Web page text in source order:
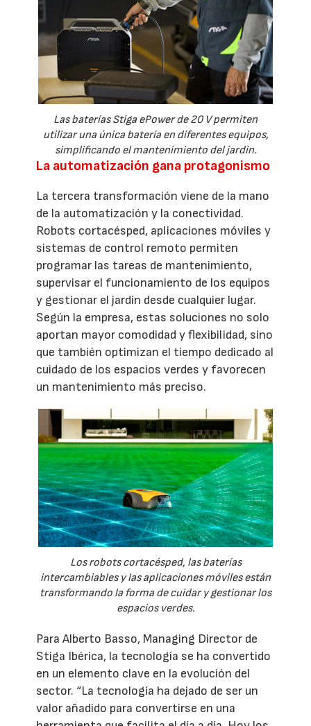
Las baterías Stiga ePower de 20 V permiten
utilizar una única batería en diferentes equipos,
simplificando el mantenimiento del jardín.
La automatización gana protagonismo
La tercera transformación viene de la mano
de la automatización y la conectividad.
Robots cortacésped, aplicaciones móviles y
sistemas de control remoto permiten
programar las tareas de mantenimiento,
supervisar el funcionamiento de los equipos
y gestionar el jardín desde cualquier lugar.
Según la empresa, estas soluciones no solo
aportan mayor comodidad y flexibilidad, sino
que también optimizan el tiempo dedicado al
cuidado de los espacios verdes y favorecen
un mantenimiento más preciso.
Los robots cortacésped, las baterías
intercambiables y las aplicaciones móviles están
transformando la forma de cuidar y gestionar los
espacios verdes.
Para Alberto Basso, Managing Director de
Stiga Ibérica, la tecnología se ha convertido
en un elemento clave en la evolución del
sector. “La tecnología ha dejado de ser un
valor añadido para convertirse en una